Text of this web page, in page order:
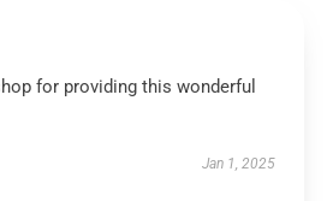
for providing this wonderful
Jan 1, 2025